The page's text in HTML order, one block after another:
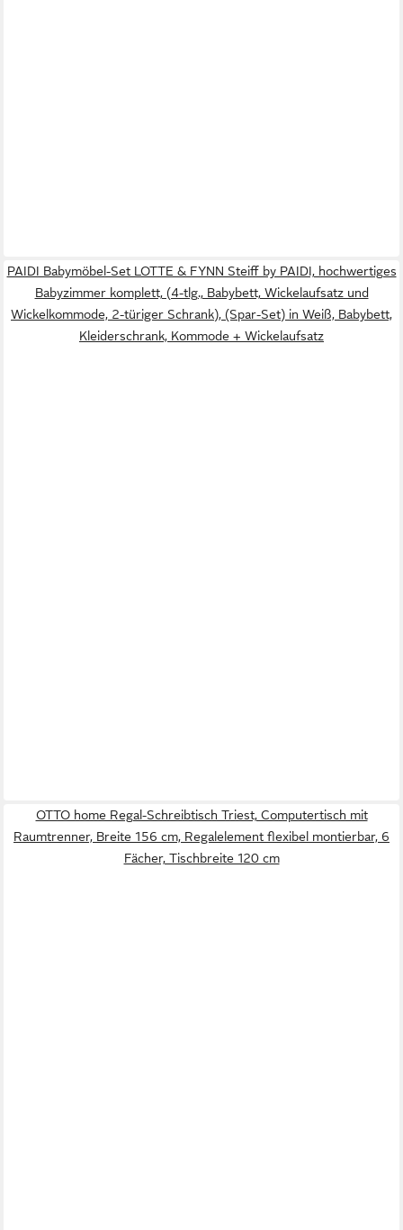
PAIDI Babymöbel-Set LOTTE & FYNN Steiff by PAIDI, hochwertiges
Babyzimmer komplett, (4-tlg., Babybett, Wickelaufsatz und
Wickelkommode, 2-türiger Schrank), (Spar-Set) in Weiß, Babybett,
Kleiderschrank, Kommode + Wickelaufsatz
OTTO home Regal-Schreibtisch Triest, Computertisch mit
Raumtrenner, Breite 156 cm, Regalelement flexibel montierbar, 6
Fächer, Tischbreite 120 cm